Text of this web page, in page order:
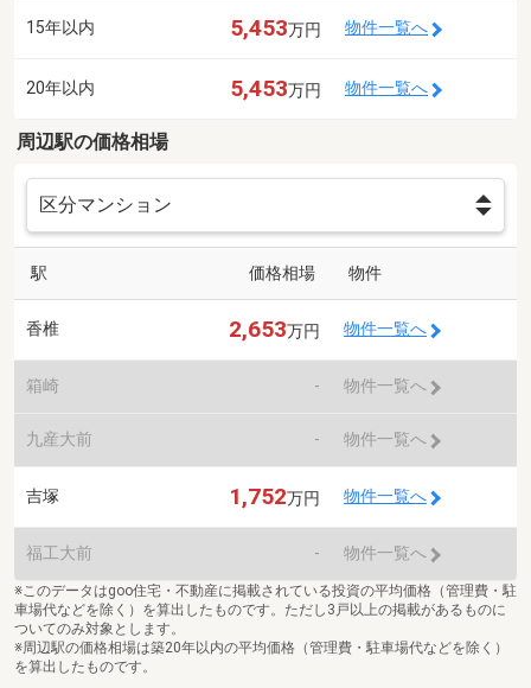
15年以内 5,453万円 物件一覧へ
20年以内 5,453万円 物件一覧へ
周辺駅の価格相場
駅 価格相場 物件
香椎 2,653万円 物件一覧へ
箱崎 - 物件一覧へ
九産大前 - 物件一覧へ
吉塚 1,752万円 物件一覧へ
福工大前 - 物件一覧へ
※このデータはgoo住宅・不動産に掲載されている投資の平均価格（管理費・駐
車場代などを除く）を算出したものです。ただし3戸以上の掲載があるものに
ついてのみ対象とします。
※周辺駅の価格相場は築20年以内の平均価格（管理費・駐車場代などを除く）
を算出したものです。